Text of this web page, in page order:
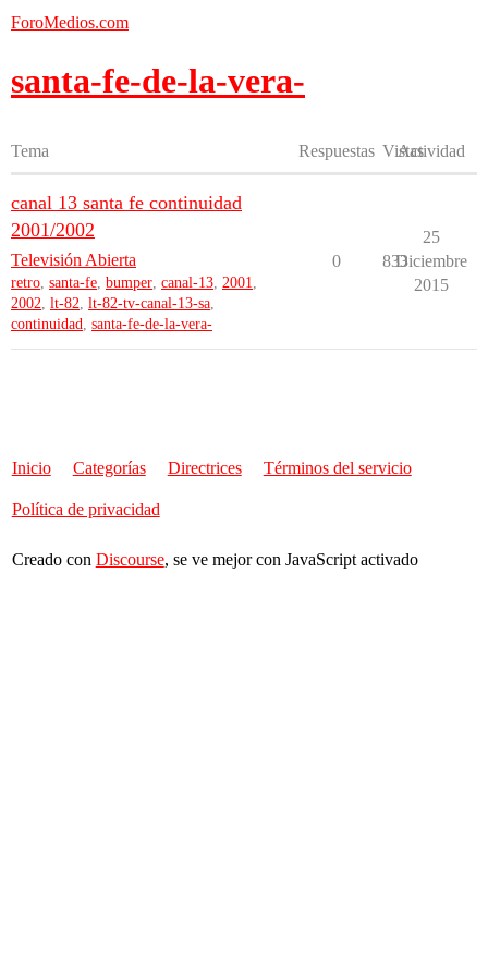
ForoMedios.com
santa-fe-de-la-vera-
Tema Respuestas Vistas
Actividad
canal 13 santa fe continuidad
2001/2002
Televisión Abierta
retro, santa-fe, bumper, canal-13, 2001,
2002, lt-82, lt-82-tv-canal-13-sa,
continuidad, santa-fe-de-la-vera-
0 833
25
Diciembre
2015
Inicio Categorías Directrices Términos del servicio
Política de privacidad
Creado con Discourse, se ve mejor con JavaScript activado